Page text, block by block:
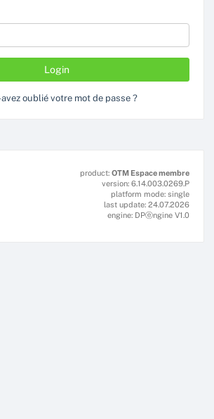
oublié votre mot de passe ?
product: OTM Espace membre
version: 6.14.003.0269.P
platform mode: single
last update: 24.07.2026
engine: DPⓔngine V1.0